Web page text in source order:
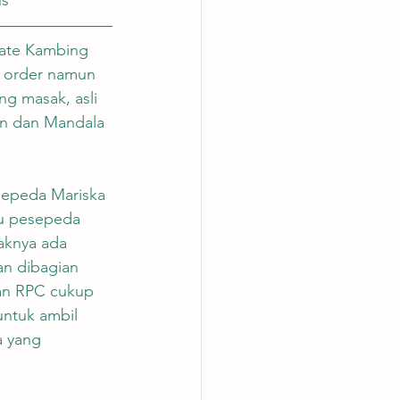
Kambing
namun
masak, asli
dan Mandala
Mariska
pesepeda
ada
dibagian
RPC cukup
ambil
yang